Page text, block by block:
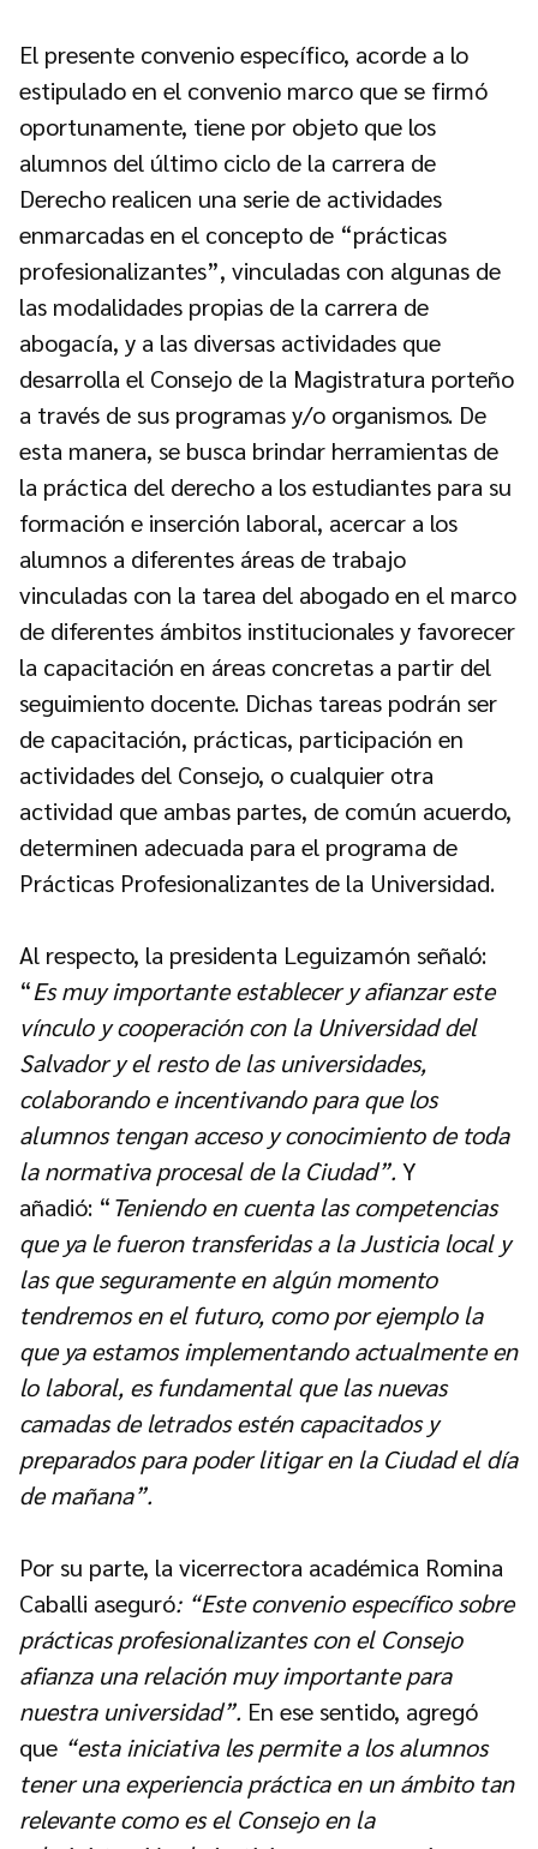
El presente convenio específico, acorde a lo
estipulado en el convenio marco que se firmó
oportunamente, tiene por objeto que los
alumnos del último ciclo de la carrera de
Derecho realicen una serie de actividades
enmarcadas en el concepto de “prácticas
profesionalizantes”, vinculadas con algunas de
las modalidades propias de la carrera de
abogacía, y a las diversas actividades que
desarrolla el Consejo de la Magistratura porteño
a través de sus programas y/o organismos. De
esta manera, se busca brindar herramientas de
la práctica del derecho a los estudiantes para su
formación e inserción laboral, acercar a los
alumnos a diferentes áreas de trabajo
vinculadas con la tarea del abogado en el marco
de diferentes ámbitos institucionales y favorecer
la capacitación en áreas concretas a partir del
seguimiento docente. Dichas tareas podrán ser
de capacitación, prácticas, participación en
actividades del Consejo, o cualquier otra
actividad que ambas partes, de común acuerdo,
determinen adecuada para el programa de
Prácticas Profesionalizantes de la Universidad.
Al respecto, la presidenta Leguizamón señaló:
“Es muy importante establecer y afianzar este
vínculo y cooperación con la Universidad del
Salvador y el resto de las universidades,
colaborando e incentivando para que los
alumnos tengan acceso y conocimiento de toda
la normativa procesal de la Ciudad”. Y
añadió: “Teniendo en cuenta las competencias
que ya le fueron transferidas a la Justicia local y
las que seguramente en algún momento
tendremos en el futuro, como por ejemplo la
que ya estamos implementando actualmente en
lo laboral, es fundamental que las nuevas
camadas de letrados estén capacitados y
preparados para poder litigar en la Ciudad el día
de mañana”.
Por su parte, la vicerrectora académica Romina
Caballi aseguró: “Este convenio específico sobre
prácticas profesionalizantes con el Consejo
afianza una relación muy importante para
nuestra universidad”. En ese sentido, agregó
que “esta iniciativa les permite a los alumnos
tener una experiencia práctica en un ámbito tan
relevante como es el Consejo en la